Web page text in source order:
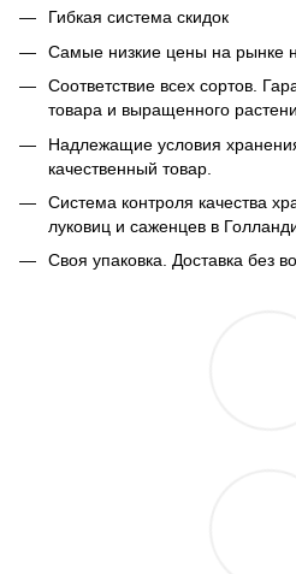
Гибкая система скидок
Самые низкие цены на рынке
Соответствие всех сортов.
товара и выращенного
Надлежащие условия
качественный товар.
Система контроля качества
луковиц и саженцев в
Своя упаковка. Доставка без